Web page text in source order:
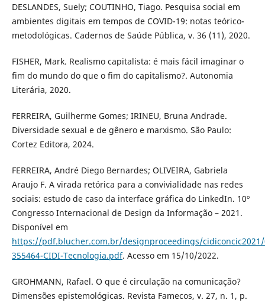
DESLANDES, Suely; COUTINHO, Tiago. Pesquisa social em
ambientes digitais em tempos de COVID-19: notas teórico-
metodológicas. Cadernos de Saúde Pública, v. 36 (11), 2020.
FISHER, Mark. Realismo capitalista: é mais fácil imaginar o
fim do mundo do que o fim do capitalismo?. Autonomia
Literária, 2020.
FERREIRA, Guilherme Gomes; IRINEU, Bruna Andrade.
Diversidade sexual e de gênero e marxismo. São Paulo:
Cortez Editora, 2024.
FERREIRA, André Diego Bernardes; OLIVEIRA, Gabriela
Araujo F. A virada retórica para a convivialidade nas redes
sociais: estudo de caso da interface gráfica do LinkedIn. 10º
Congresso Internacional de Design da Informação – 2021.
Disponível em
https://pdf.blucher.com.br/designproceedings/
355464-CIDI-Tecnologia.pdf. Acesso em 15/10/2022.
GROHMANN, Rafael. O que é circulação na comunicação?
Dimensões epistemológicas. Revista Famecos, v. 27, n. 1, p.